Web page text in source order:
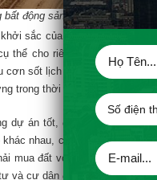
động sản đã nóng lại nóng
sắc của thị trường bất
thể cho riêng mình nhằm
cơn sốt lịch sử. Giới đầu cơ và
trong thời gian tới.
dự án tốt, đầu cơ, đặc biệt
khác nhau, cò sẽ tung đất ra
mua đất với mức giá cao
và cư dân đã chuẩn bị cho